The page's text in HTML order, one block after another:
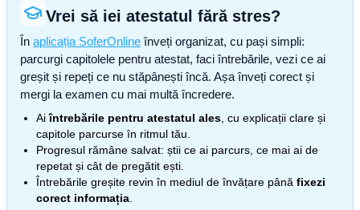
Vrei să iei atestatul fără stres?
În aplicația SoferOnline înveți organizat, cu pași simpli:
parcurgi capitolele pentru atestat, faci întrebările, vezi ce ai
greșit și repeți ce nu stăpânești încă. Așa înveți corect și
mergi la examen cu mai multă încredere.
Aiîntrebările pentru atestatul ales , cu explicații clare și
capitole parcurse în ritmul tău.
Progresul rămâne salvat: știi ce ai parcurs, ce mai ai de
repetat și cât de pregătit ești.
Întrebările greșite revin în mediul de învățare până fixezi
corect informația